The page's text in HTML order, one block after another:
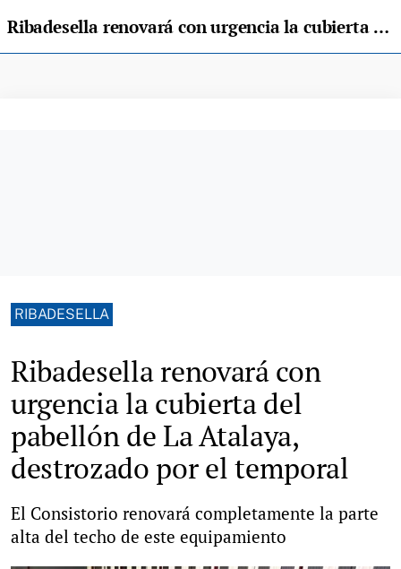
Ribadesella renovará con urgencia la cubierta del pabellón de La Atalaya, destrozado por el temporal
RIBADESELLA
Ribadesella renovará con
urgencia la cubierta del
pabellón de La Atalaya,
destrozado por el temporal
El Consistorio renovará completamente la parte
alta del techo de este equipamiento